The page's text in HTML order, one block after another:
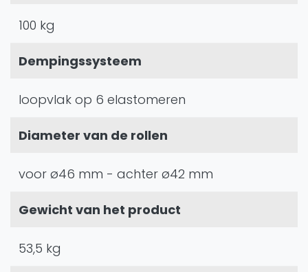
100 kg
Dempingssysteem
loopvlak op 6 elastomeren
Diameter van de rollen
voor ø46 mm - achter ø42 mm
Gewicht van het product
53,5 kg